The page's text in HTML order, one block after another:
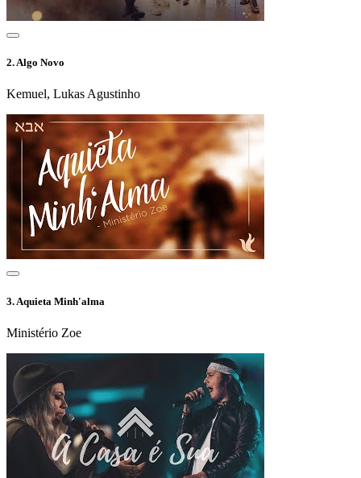
2.Algo Novo
Kemuel, Lukas Agustinho
3. Aquieta Minh'alma
Ministério Zoe